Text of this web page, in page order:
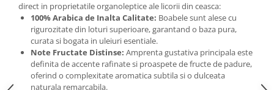
direct in proprietatile organoleptice ale licorii din ceasca:
100% Arabica de Inalta Calitate: Boabele sunt alese cu
rigurozitate din loturi superioare, garantand o baza pura,
curata si bogata in uleiuri esentiale.
Note Fructate Distinse: Amprenta gustativa principala este
definita de accente rafinate si proaspete de fructe de padure,
oferind o complexitate aromatica subtila si o dulceata
naturala remarcabila.